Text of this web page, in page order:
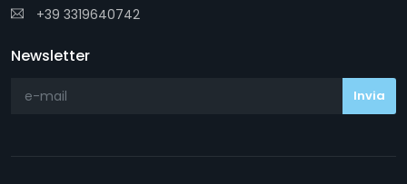
+39 3319640742
Newsletter